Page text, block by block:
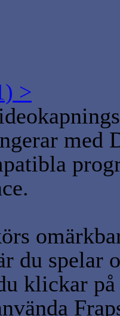
>
med
du spelar
klickar